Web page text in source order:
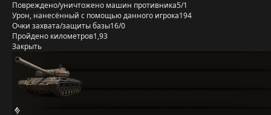
Повреждено/уничтожено машин противника5/1
Урон, нанесённый с помощью данного игрока194
Очки захвата/защиты базы16/0
Пройдено километров1,93
Закрыть